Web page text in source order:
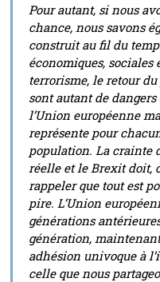
Pour autant, si nous
chance, nous savons
construit au fil du
économiques,
terrorisme, le retour
sont autant de
l’Union européenne
représente pour
population. La crainte
réelle et le Brexit doit,
rappeler que tout est
pire. L’Union
générations
génération,
adhésion univoque à
celle que nous